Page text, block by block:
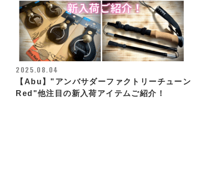
2025.08.04
【Abu】"アンバサダーファクトリーチューン
Red"他注目の新入荷アイテムご紹介！